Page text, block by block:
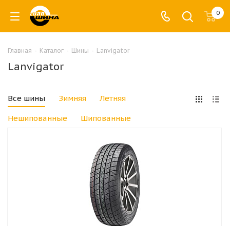
0
Главная - Каталог - Шины - Lanvigator
Lanvigator
Все шины Зимняя Летняя
Нешипованные Шипованные